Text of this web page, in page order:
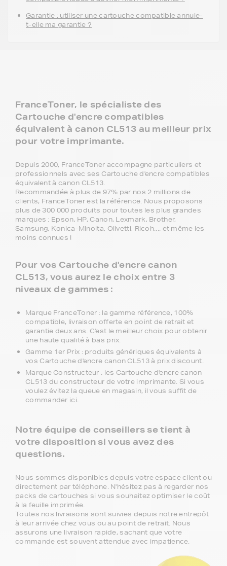
Garantie : utiliser une cartouche compatible annule-
t-elle ma garantie ?
FranceToner, le spécialiste des
Cartouche d'encre compatibles
équivalent à canon CL513 au meilleur prix
pour votre imprimante.
Depuis 2000, FranceToner accompagne particuliers et
professionnels avec ses Cartouche d'encre compatibles
équivalent à canon CL513.
Recommandée à plus de 97% par nos 2 millions de
clients, FranceToner est la référence. Nous proposons
plus de 300 000 produits pour toutes les plus grandes
marques : Epson, HP, Canon, Lexmark, Brother,
Samsung, Konica-MInolta, Olivetti, Ricoh.... et même les
moins connues !
Pour vos Cartouche d'encre canon
CL513, vous aurez le choix entre 3
niveaux de gammes :
Marque FranceToner : la gamme référence, 100%
compatible, livraison offerte en point de retrait et
garantie deux ans. C'est le meilleur choix pour obtenir
une haute qualité à bas prix.
Gamme 1er Prix : produits génériques équivalents à
vos Cartouche d'encre canon CL513 à prix discount.
Marque Constructeur : les Cartouche d'encre canon
CL513 du constructeur de votre imprimante. Si vous
voulez évitez la queue en magasin, il vous suffit de
commander ici.
Notre équipe de conseillers se tient à
votre disposition si vous avez des
questions.
Nous sommes disponibles depuis votre espace client ou
directement par téléphone. N'hésitez pas à regarder nos
packs de cartouches si vous souhaitez optimiser le coût
à la feuille imprimée.
Toutes nos livraisons sont suivies depuis notre entrepôt
à leur arrivée chez vous ou au point de retrait. Nous
assurons une livraison rapide, sachant que votre
commande est souvent attendue avec impatience.